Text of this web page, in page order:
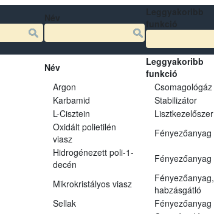
Név
Leggyakoribb
funkció
Argon
Csomagológáz
Karbamid
Stabilizátor
L-Cisztein
Lisztkezelőszer
Oxidált polietilén
viasz
Fényezőanyag
Hidrogénezett poli-1-
decén
Fényezőanyag
Mikrokristályos viasz
Fényezőanyag,
habzásgátló
Sellak Fényezőanyag